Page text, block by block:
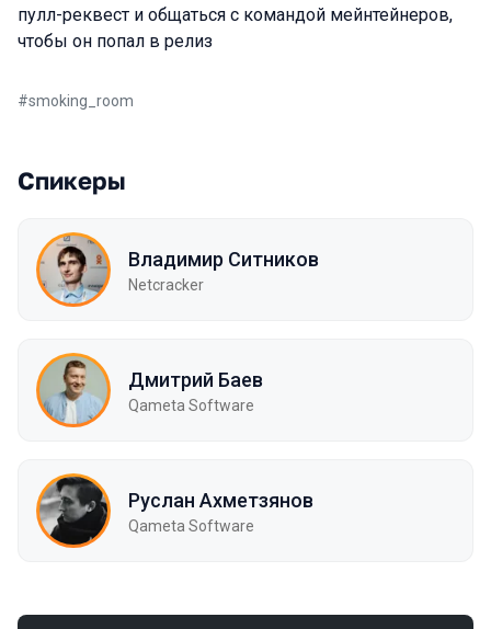
пулл-реквест и общаться с командой мейнтейнеров,
чтобы он попал в релиз
#smoking_room
Спикеры
Владимир Ситников
Netcracker
Дмитрий Баев
Qameta Software
Руслан Ахметзянов
Qameta Software